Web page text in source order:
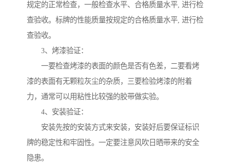
规定的正常检查，一般检查水平、合格质量水平, 进行检
查验收。标牌的性能质量按规定的合格质量水平, 进行检
查验收。
3、烤漆验证：
一要检查烤漆的表面的颜色是否有色差，二要看烤
漆的表面有无颗粒灰尘的杂质，三要检验烤漆的附着
力，通常可以用粘性比较强的胶带做实验。
4、安装验证：
安装先按的安装方式来安装，安装好后要保证标识
牌的稳定性和牢固性。一定要注意风吹日晒带来的安全
隐患。